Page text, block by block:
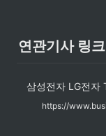
연관기사 링크